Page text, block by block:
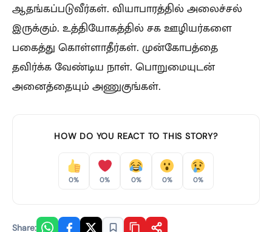
ஆதங்கப்படுவீர்கள். வியாபாரத்தில் அலைச்சல்
இருக்கும். உத்தியோகத்தில் சக ஊழியர்களை
பகைத்து கொள்ளாதீர்கள். முன்கோபத்தை
தவிர்க்க வேண்டிய நாள். பொறுமையுடன்
அனைத்தையும் அணுகுங்கள்.
HOW DO YOU REACT TO THIS STORY?
0% 0% 0% 0% 0%
Share: